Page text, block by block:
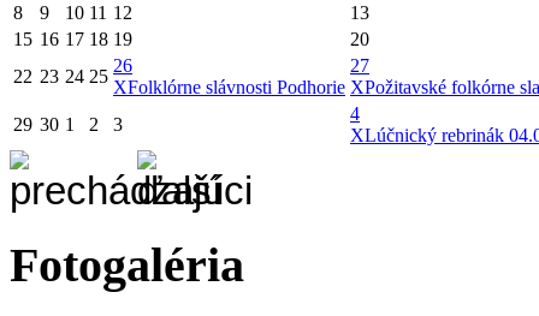
8
9 10 11 12
13
15 16 17 18 19
20
22 23 24 25
26
XFolklórne slávnosti Podhorie
27
XPožitavské folkórne
29 30 1 2 3
4
XLúčnický rebrinák
Fotogaléria